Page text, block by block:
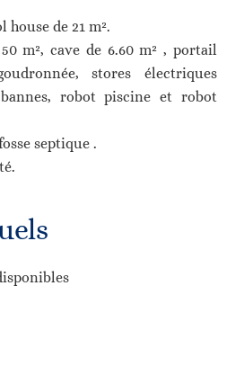
house de 21 m².
m², cave de 6.60 m² , portail
stores électriques
robot piscine et robot
septique .